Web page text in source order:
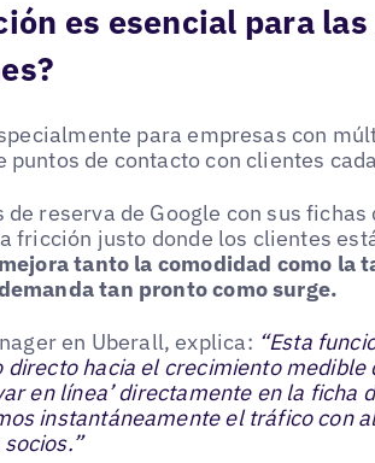
es esencial para
para empresas con
de contacto con clientes
reserva de Google con sus fichas
fricción justo donde los clientes
tanto la comodidad como la
tan pronto como surge.
en Uberall, explica: “Esta
hacia el crecimiento medible
en línea’ directamente en la ficha
instantáneamente el tráfico con